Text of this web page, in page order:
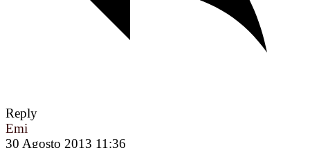
Reply
Emi
30 Agosto 2013 11:36